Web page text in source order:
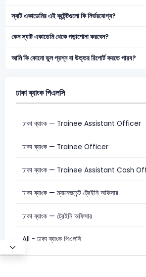
স্যাট একাডেমির এই কন্টেন্টগুলো কি নির্ভরযোগ্য?
কেন স্যাট একাডেমি থেকে পড়াশোনা করবেন?
আমি কি কোনো ভুল প্রশ্ন বা উত্তর রিপোর্ট করতে পারব?
ঢাকা ব্যাংক পিএলসি
ঢাকা ব্যাংক — Trainee Assistant Officer
ঢাকা ব্যাংক — Trainee Officer
ঢাকা ব্যাংক — Trainee Assistant Cash
ঢাকা ব্যাংক — ম্যানেজমেন্ট ট্রেইনি অফিসার
ঢাকা ব্যাংক — ট্রেইনি অফিসার
All - ঢাকা ব্যাংক পিএলসি